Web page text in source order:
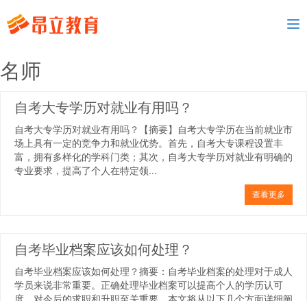
名师
自考大专学历对就业有用吗？
自考大专学历对就业有用吗？【摘要】自考大专学历在当前就业市
场上具有一定的竞争力和就业优势。首先，自考大专课程设置丰
富，拥有多样化的学科门类；其次，自考大专学历对就业有明确的
专业要求，提高了个人在特定领...
查看更多
自考毕业档案应该如何处理？
自考毕业档案应该如何处理？摘要：自考毕业档案的处理对于成人
学员来说非常重要。正确处理毕业档案可以提高个人的学历认可
度，对今后的求职和升职至关重要。本文将从以下几个方面详细阐